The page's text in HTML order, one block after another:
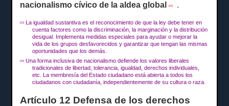
nacionalismo cívico de la aldea global[36] .
[35]
La igualdad sustantiva es el reconocimiento de que la ley debe tener en
cuenta factores como la discriminación, la marginación y la distribución
desigual. Implementa medidas especiales para ayudar o mejorar la
vida de los grupos desfavorecidos y garantizar que tengan las mismas
oportunidades que los demás.
[36]
Una forma inclusiva de nacionalismo defiende los valores liberales
tradicionales de libertad, tolerancia, igualdad, derechos individuales,
etc. La membresía del Estado ciudadano está abierta a todos los
ciudadanos con ciudadanía, independientemente de su cultura o raza.
Artículo 12 Defensa de los derechos